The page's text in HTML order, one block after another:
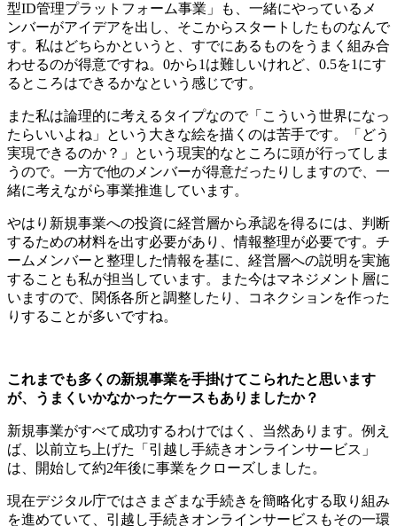
型ID管理プラットフォーム事業」も、一緒にやっているメ
ンバーがアイデアを出し、そこからスタートしたものなんで
す。私はどちらかというと、すでにあるものをうまく組み合
わせるのが得意ですね。0から1は難しいけれど、0.5を1にす
るところはできるかなという感じです。
また私は論理的に考えるタイプなので「こういう世界になっ
たらいいよね」という大きな絵を描くのは苦手です。「どう
実現できるのか？」という現実的なところに頭が行ってしま
うので。一方で他のメンバーが得意だったりしますので、一
緒に考えながら事業推進しています。
やはり新規事業への投資に経営層から承認を得るには、判断
するための材料を出す必要があり、情報整理が必要です。チ
ームメンバーと整理した情報を基に、経営層への説明を実施
することも私が担当しています。また今はマネジメント層に
いますので、関係各所と調整したり、コネクションを作った
りすることが多いですね。
これまでも多くの新規事業を手掛けてこられたと思います
が、うまくいかなかったケースもありましたか？
新規事業がすべて成功するわけではく、当然あります。例え
ば、以前立ち上げた「引越し手続きオンラインサービス」
は、開始して約2年後に事業をクローズしました。
現在デジタル庁ではさまざまな手続きを簡略化する取り組み
を進めていて、引越し手続きオンラインサービスもその一環